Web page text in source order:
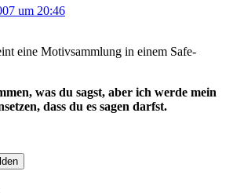
um 20:46
eine Motivsammlung in einem Safe-
was du sagst, aber ich werde mein
dass du es sagen darfst.